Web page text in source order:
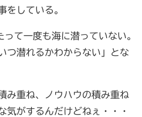
をしている。
て一度も海に潜っていない。
つ潜れるかわからない」とな
み重ね、ノウハウの積み重ね
気がするんだけどねぇ・・・